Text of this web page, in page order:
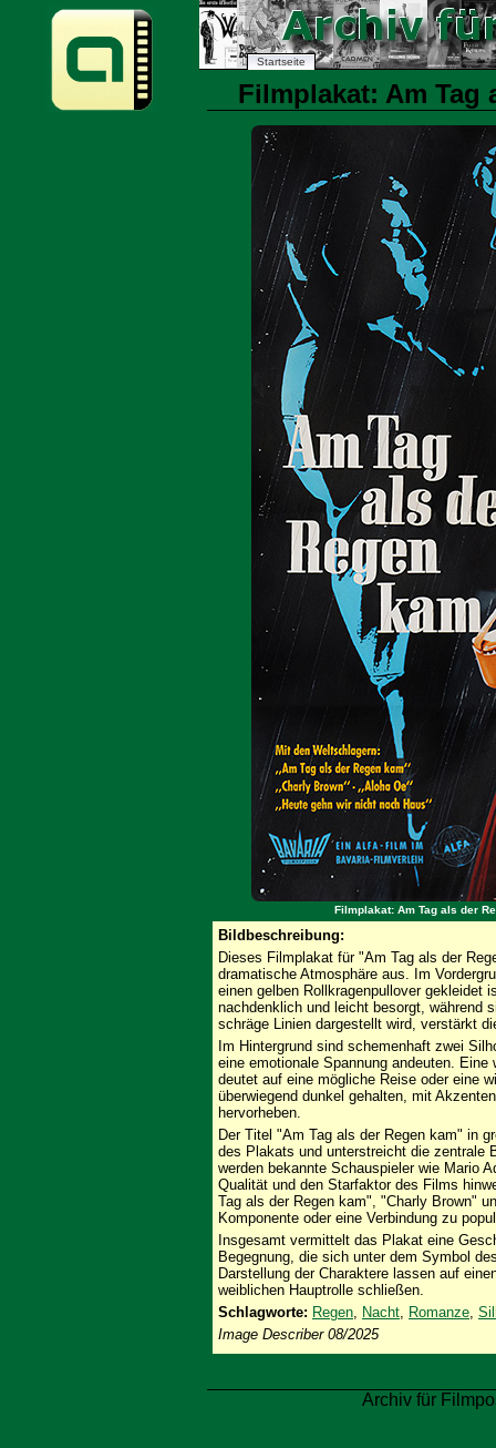
Startseite
Filmplakat: Am Tag
Filmplakat: Am Tag als der
Bildbeschreibung:
Dieses Filmplakat für "Am Tag als der
dramatische Atmosphäre aus. Im
einen gelben Rollkragenpullover gekleidet
nachdenklich und leicht besorgt, während
schräge Linien dargestellt wird, verstärkt
Im Hintergrund sind schemenhaft zwei
eine emotionale Spannung andeuten.
deutet auf eine mögliche Reise oder eine
überwiegend dunkel gehalten, mit
hervorheben.
Der Titel "Am Tag als der Regen kam" in
des Plakats und unterstreicht die zentrale
werden bekannte Schauspieler wie Mario
Qualität und den Starfaktor des Films
Tag als der Regen kam", "Charly Brown"
Komponente oder eine Verbindung zu
Insgesamt vermittelt das Plakat eine
Begegnung, die sich unter dem Symbol
Darstellung der Charaktere lassen auf
weiblichen Hauptrolle schließen.
Schlagworte: Regen, Nacht, Romanze,
Image Describer 08/2025
Archiv für